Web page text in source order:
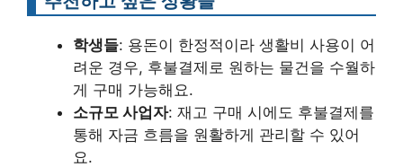
학생들: 용돈이 한정적이라 생활비 사용이 어
려운 경우, 후불결제로 원하는 물건을 수월하
게 구매 가능해요.
소규모 사업자: 재고 구매 시에도 후불결제를
통해 자금 흐름을 원활하게 관리할 수 있어
요.